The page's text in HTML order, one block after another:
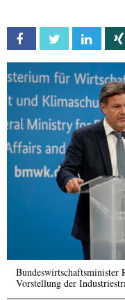
Facebook Twitter
Bundeswirtschaftsminister
Vorstellung der